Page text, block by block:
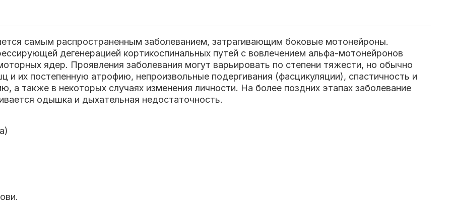
самым распространенным заболеванием, затрагивающим боковые мотонейроны.
дегенерацией кортикоспинальных путей с вовлечением альфа-мотонейронов
ядер. Проявления заболевания могут варьировать по степени тяжести, но обычно
их постепенную атрофию, непроизвольные подергивания (фасцикуляции), спастичность и
а также в некоторых случаях изменения личности. На более поздних этапах заболевание
одышка и дыхательная недостаточность.